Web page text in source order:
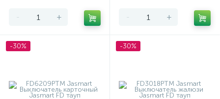
- + - +
-30% -30%